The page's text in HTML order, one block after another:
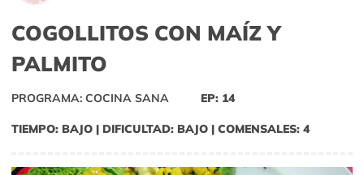
COGOLLITOS CON MAÍZ Y
PALMITO
PROGRAMA: COCINA SANA EP: 14
TIEMPO: BAJO | DIFICULTAD: BAJO | COMENSALES: 4